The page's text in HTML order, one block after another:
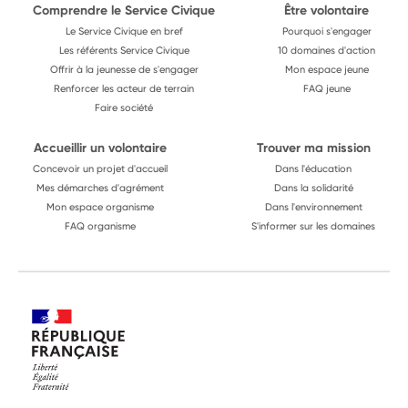
Comprendre le Service Civique
Le Service Civique en bref
Les référents Service Civique
Offrir à la jeunesse de s'engager
Renforcer les acteur de terrain
Faire société
Être volontaire
Pourquoi s'engager
10 domaines d'action
Mon espace jeune
FAQ jeune
Accueillir un volontaire
Concevoir un projet d'accueil
Mes démarches d'agrément
Mon espace organisme
FAQ organisme
Trouver ma mission
Dans l'éducation
Dans la solidarité
Dans l'environnement
S'informer sur les domaines